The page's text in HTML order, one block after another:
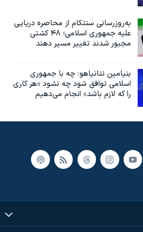
به‌روزرسانی سنتکام از محاصره دریایی
علیه جمهوری اسلامی؛ ۴۸ کشتی
مجبور شدند تغییر مسیر دهند
بنیامین نتانیاهو: چه با جمهوری
اسلامی توافق شود چه نشود «هر کاری
را که لازم باشد» انجام می‌دهیم